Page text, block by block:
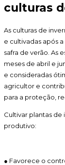
culturas
As culturas de
e cultivadas após a
safra de verão. As
meses de abril e
e consideradas
agricultor e
para a proteção,
Cultivar plantas de
produtivo:
● Favorece o